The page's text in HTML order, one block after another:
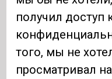
получил доступ
того, мы не
просматривал